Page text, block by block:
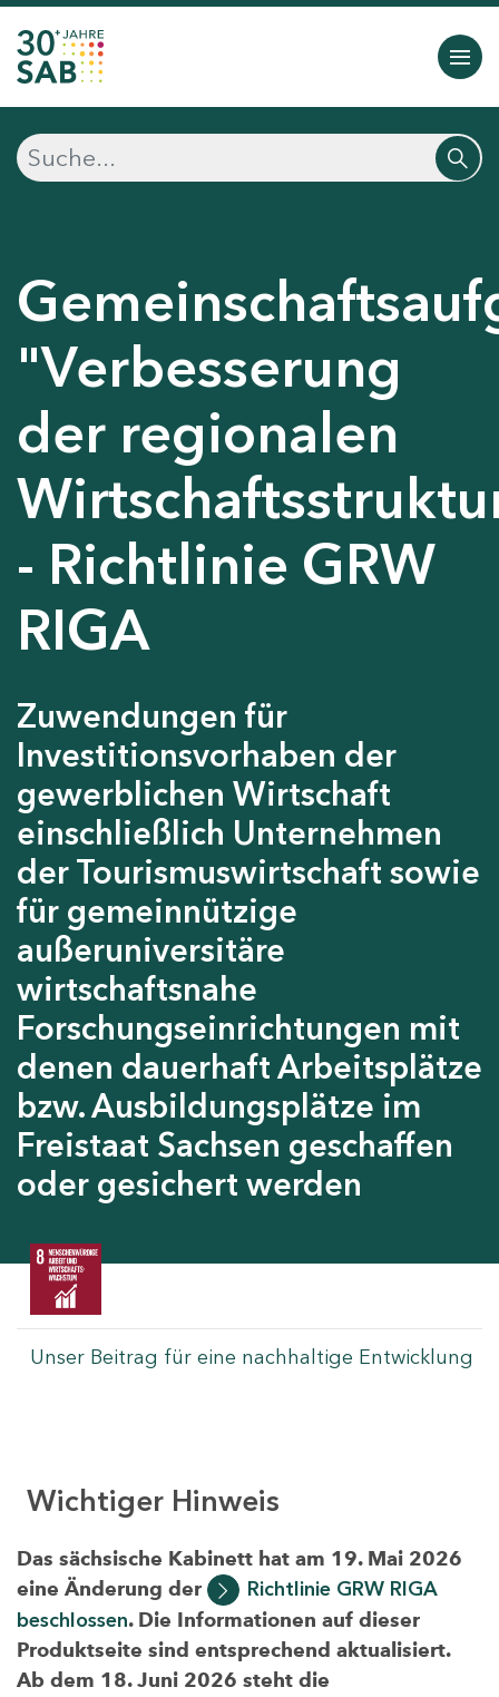
"Verbesserung
der regionalen
- Richtlinie GRW
RIGA
Zuwendungen für
Investitionsvorhaben der
gewerblichen Wirtschaft
einschließlich Unternehmen
der Tourismuswirtschaft sowie
für gemeinnützige
außeruniversitäre
wirtschaftsnahe
Forschungseinrichtungen mit
denen dauerhaft Arbeitsplätze
bzw. Ausbildungsplätze im
Freistaat Sachsen geschaffen
oder gesichert werden
Unser Beitrag für eine nachhaltige Entwicklung
Wichtiger Hinweis
Das sächsische Kabinett hat am 19. Mai 2026
eine Änderung der
Richtlinie GRW RIGA
beschlossen. Die Informationen auf dieser
Produktseite sind entsprechend aktualisiert.
Ab dem 18. Juni 2026 steht die